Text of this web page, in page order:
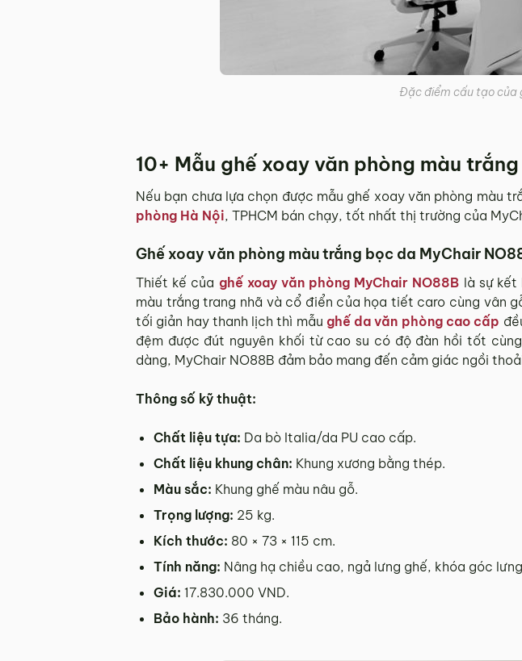
Đặc điểm cấu tạo của
10+ Mẫu ghế xoay văn phòng màu
Nếu bạn chưa lựa chọn được mẫu ghế xoay văn phòng màu
phòng Hà Nội, TPHCM bán chạy, tốt nhất thị trường của
Ghế xoay văn phòng màu trắng bọc da MyChair
Thiết kế của ghế xoay văn phòng MyChair NO88B là sự
màu trắng trang nhã và cổ điển của họa tiết caro cùng vân
tối giản hay thanh lịch thì mẫu ghế da văn phòng cao cấp
đệm được đút nguyên khối từ cao su có độ đàn hồi tốt
dàng, MyChair NO88B đảm bảo mang đến cảm giác ngồi
Thông số kỹ thuật:
Chất liệu tựa: Da bò Italia/da PU cao cấp.
Chất liệu khung chân: Khung xương bằng thép.
Màu sắc: Khung ghế màu nâu gỗ.
Trọng lượng: 25 kg.
Kích thước: 80 × 73 × 115 cm.
Tính năng: Nâng hạ chiều cao, ngả lưng ghế, khóa góc
Giá: 17.830.000 VND.
Bảo hành: 36 tháng.